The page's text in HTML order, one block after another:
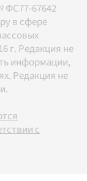
ФС77-67642
в сфере
г. Редакция не
информации,
Редакция не
с